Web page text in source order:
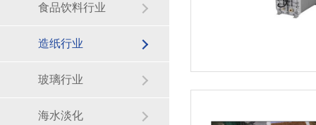
食品饮料行业
造纸行业
玻璃行业
海水淡化